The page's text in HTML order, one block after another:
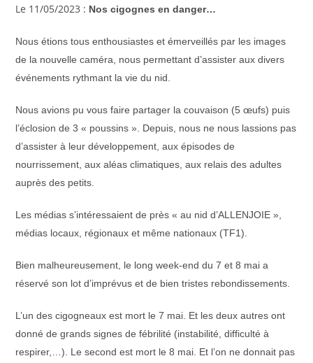
Le 11/05/2023 : Nos cigognes en danger…
Nous étions tous enthousiastes et émerveillés par les images
de la nouvelle caméra, nous permettant d’assister aux divers
événements rythmant la vie du nid.
Nous avions pu vous faire partager la couvaison (5 œufs) puis
l’éclosion de 3 « poussins ». Depuis, nous ne nous lassions pas
d’assister à leur développement, aux épisodes de
nourrissement, aux aléas climatiques, aux relais des adultes
auprès des petits.
Les médias s’intéressaient de près « au nid d’ALLENJOIE »,
médias locaux, régionaux et même nationaux (TF1).
Bien malheureusement, le long week-end du 7 et 8 mai a
réservé son lot d’imprévus et de bien tristes rebondissements.
L’un des cigogneaux est mort le 7 mai. Et les deux autres ont
donné de grands signes de fébrilité (instabilité, difficulté à
respirer,…). Le second est mort le 8 mai. Et l’on ne donnait pas